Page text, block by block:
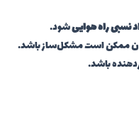
راه هواییشود.
ممکن است مشکل‌ساز باشد.
باشد.